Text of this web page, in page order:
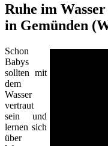
Ruhe im
in Gemünden
Schon
Babys
sollten mit
dem
Wasser
vertraut
sein und
lernen sich
über